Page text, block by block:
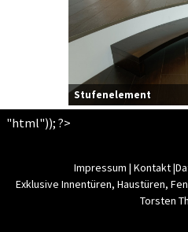
Stufenelement
"html")); ?>
Impressum | Kontakt|
Exklusive Innentüren, Haustüren,
Torsten